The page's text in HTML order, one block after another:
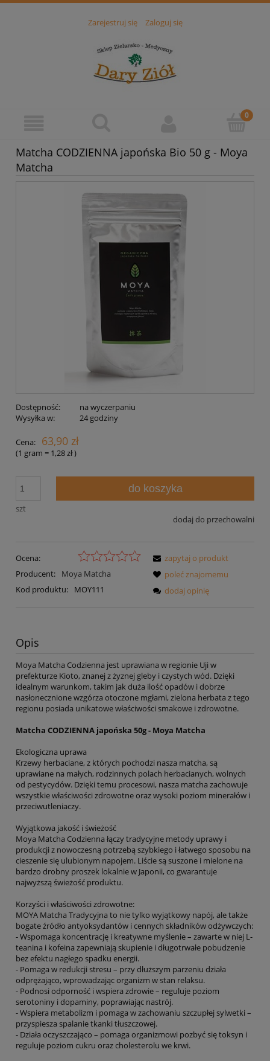
Zarejestruj się Zaloguj się
Matcha CODZIENNA japońska Bio 50 g - Moya
Matcha
Dostępność:
na wyczerpaniu
Wysyłka w:
24 godziny
Cena: 63,90 zł
(1 gram = 1,28 zł)
szt
do koszyka
dodaj do przechowalni
Ocena:
Producent:
Moya Matcha
Kod produktu:
MOY111
zapytaj o produkt
poleć znajomemu
dodaj opinię
Opis
Moya Matcha Codzienna jest uprawiana w regionie Uji w
prefekturze Kioto, znanej z żyznej gleby i czystych wód. Dzięki
idealnym warunkom, takim jak duża ilość opadów i dobrze
nasłonecznione wzgórza otoczone mgłami, zielona herbata z tego
regionu posiada unikatowe właściwości smakowe i zdrowotne.
Matcha CODZIENNA japońska 50g - Moya Matcha
Ekologiczna uprawa
Krzewy herbaciane, z których pochodzi nasza matcha, są
uprawiane na małych, rodzinnych polach herbacianych, wolnych
od pestycydów. Dzięki temu procesowi, nasza matcha zachowuje
wszystkie właściwości zdrowotne oraz wysoki poziom minerałów i
przeciwutleniaczy.
Wyjątkowa jakość i świeżość
Moya Matcha Codzienna łączy tradycyjne metody uprawy i
produkcji z nowoczesną potrzebą szybkiego i łatwego sposobu na
cieszenie się ulubionym napojem. Liście są suszone i mielone na
bardzo drobny proszek lokalnie w Japonii, co gwarantuje
najwyższą świeżość produktu.
Korzyści i właściwości zdrowotne:
MOYA Matcha Tradycyjna to nie tylko wyjątkowy napój, ale także
bogate źródło antyoksydantów i cennych składników odżywczych:
- Wspomaga koncentrację i kreatywne myślenie – zawarte w niej L-
teanina i kofeina zapewniają skupienie i długotrwałe pobudzenie
bez efektu nagłego spadku energii.
- Pomaga w redukcji stresu – przy dłuższym parzeniu działa
odprężająco, wprowadzając organizm w stan relaksu.
- Podnosi odporność i wspiera zdrowie – reguluje poziom
serotoniny i dopaminy, poprawiając nastrój.
- Wspiera metabolizm i pomaga w zachowaniu szczupłej sylwetki –
przyspiesza spalanie tkanki tłuszczowej.
- Działa oczyszczająco – pomaga organizmowi pozbyć się toksyn i
reguluje poziom cukru oraz cholesterolu we krwi.